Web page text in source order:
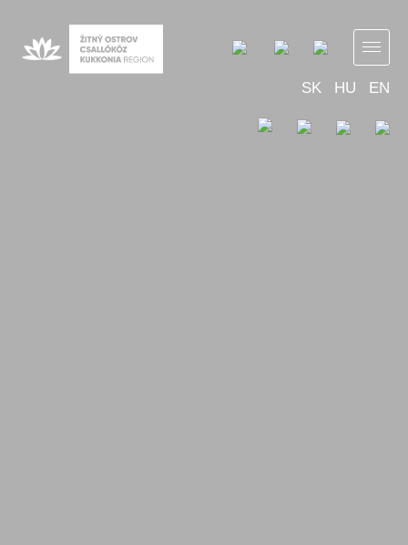
SK HU EN